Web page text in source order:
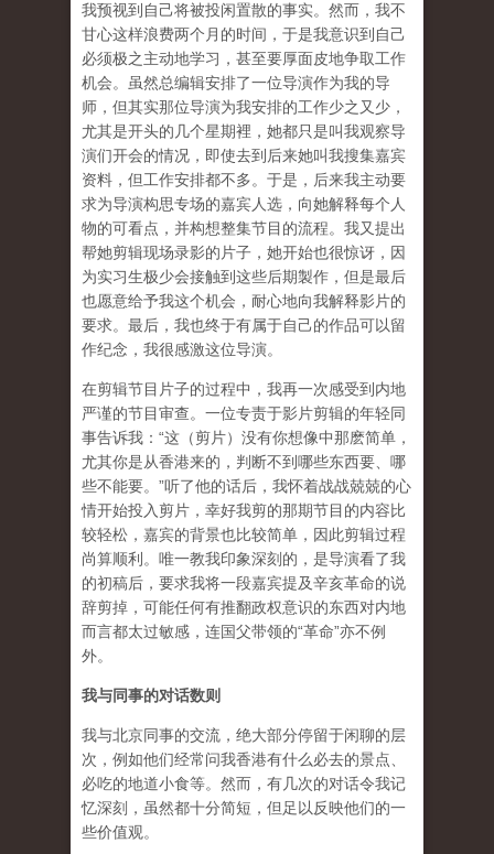
我预视到自己将被投闲置散的事实。然而，我不
甘心这样浪费两个月的时间，于是我意识到自己
必须极之主动地学习，甚至要厚面皮地争取工作
机会。虽然总编辑安排了一位导演作为我的导
师，但其实那位导演为我安排的工作少之又少，
尤其是开头的几个星期裡，她都只是叫我观察导
演们开会的情况，即使去到后来她叫我搜集嘉宾
资料，但工作安排都不多。于是，后来我主动要
求为导演构思专场的嘉宾人选，向她解释每个人
物的可看点，并构想整集节目的流程。我又提出
帮她剪辑现场录影的片子，她开始也很惊讶，因
为实习生极少会接触到这些后期製作，但是最后
也愿意给予我这个机会，耐心地向我解释影片的
要求。最后，我也终于有属于自己的作品可以留
作纪念，我很感激这位导演。
在剪辑节目片子的过程中，我再一次感受到内地
严谨的节目审查。一位专责于影片剪辑的年轻同
事告诉我：“这（剪片）没有你想像中那麽简单，
尤其你是从香港来的，判断不到哪些东西要、哪
些不能要。”听了他的话后，我怀着战战兢兢的心
情开始投入剪片，幸好我剪的那期节目的内容比
较轻松，嘉宾的背景也比较简单，因此剪辑过程
尚算顺利。唯一教我印象深刻的，是导演看了我
的初稿后，要求我将一段嘉宾提及辛亥革命的说
辞剪掉，可能任何有推翻政权意识的东西对内地
而言都太过敏感，连国父带领的“革命”亦不例
外。
我与同事的对话数则
我与北京同事的交流，绝大部分停留于闲聊的层
次，例如他们经常问我香港有什么必去的景点、
必吃的地道小食等。然而，有几次的对话令我记
忆深刻，虽然都十分简短，但足以反映他们的一
些价值观。